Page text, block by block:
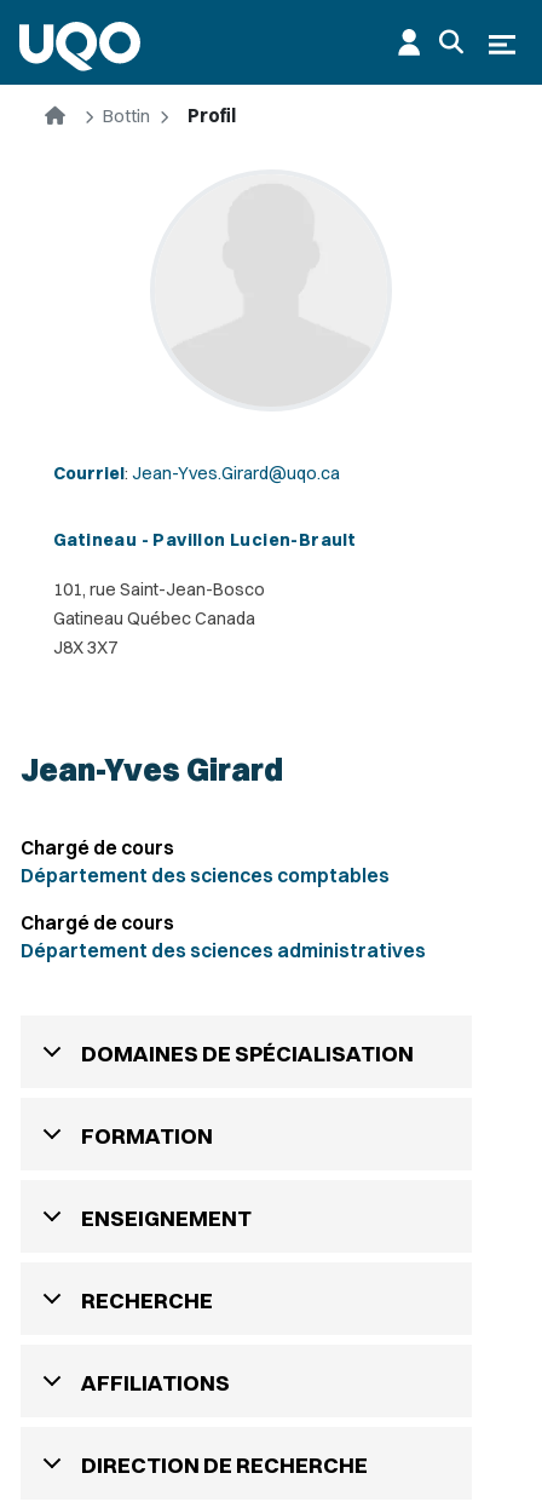
AccueilBottin Profil
Courriel: Jean-Yves.Girard@uqo.ca
Gatineau - Pavillon Lucien-Brault
101, rue Saint-Jean-Bosco
Gatineau Québec Canada
J8X 3X7
Jean-Yves Girard
Chargé de cours
Département des sciences comptables
Chargé de cours
Département des sciences administratives
DOMAINES DE SPÉCIALISATION
FORMATION
ENSEIGNEMENT
RECHERCHE
AFFILIATIONS
DIRECTION DE RECHERCHE